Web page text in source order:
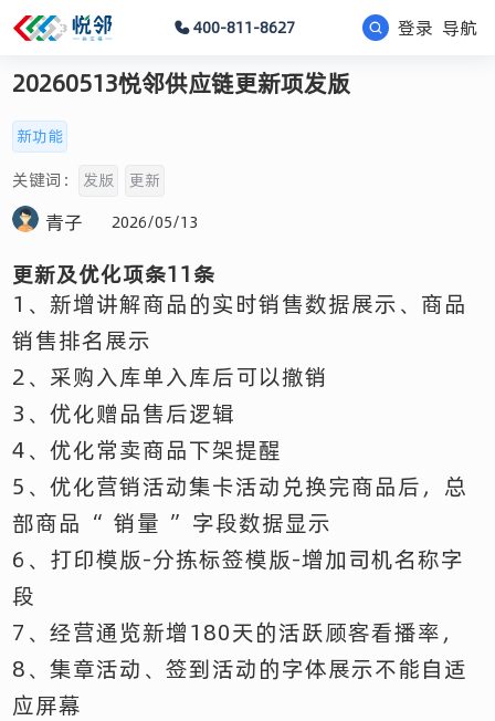
400-811-8627 登录 导航
20260513悦邻供应链更新项发版
新功能
关键词： 发版 更新
青子 2026/05/13
更新及优化项条11条
1、新增讲解商品的实时销售数据展示、商品
销售排名展示
2、采购入库单入库后可以撤销
3、优化赠品售后逻辑
4、优化常卖商品下架提醒
5、优化营销活动集卡活动兑换完商品后，总
部商品“ 销量 ”字段数据显示
6、打印模版-分拣标签模版-增加司机名称字
段
7、经营通览新增180天的活跃顾客看播率，
8、集章活动、签到活动的字体展示不能自适
应屏幕